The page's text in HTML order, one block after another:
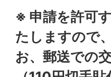
※ 申請を許可
たしますので
お、郵送での